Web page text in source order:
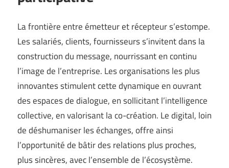
La frontière entre émetteur et récepteur s’estompe.
Les salariés, clients, fournisseurs s’invitent dans la
construction du message, nourrissant en continu
l’image de l’entreprise. Les organisations les plus
innovantes stimulent cette dynamique en ouvrant
des espaces de dialogue, en sollicitant l’intelligence
collective, en valorisant la co-création. Le digital, loin
de déshumaniser les échanges, offre ainsi
l’opportunité de bâtir des relations plus proches,
plus sincères, avec l’ensemble de l’écosystème.